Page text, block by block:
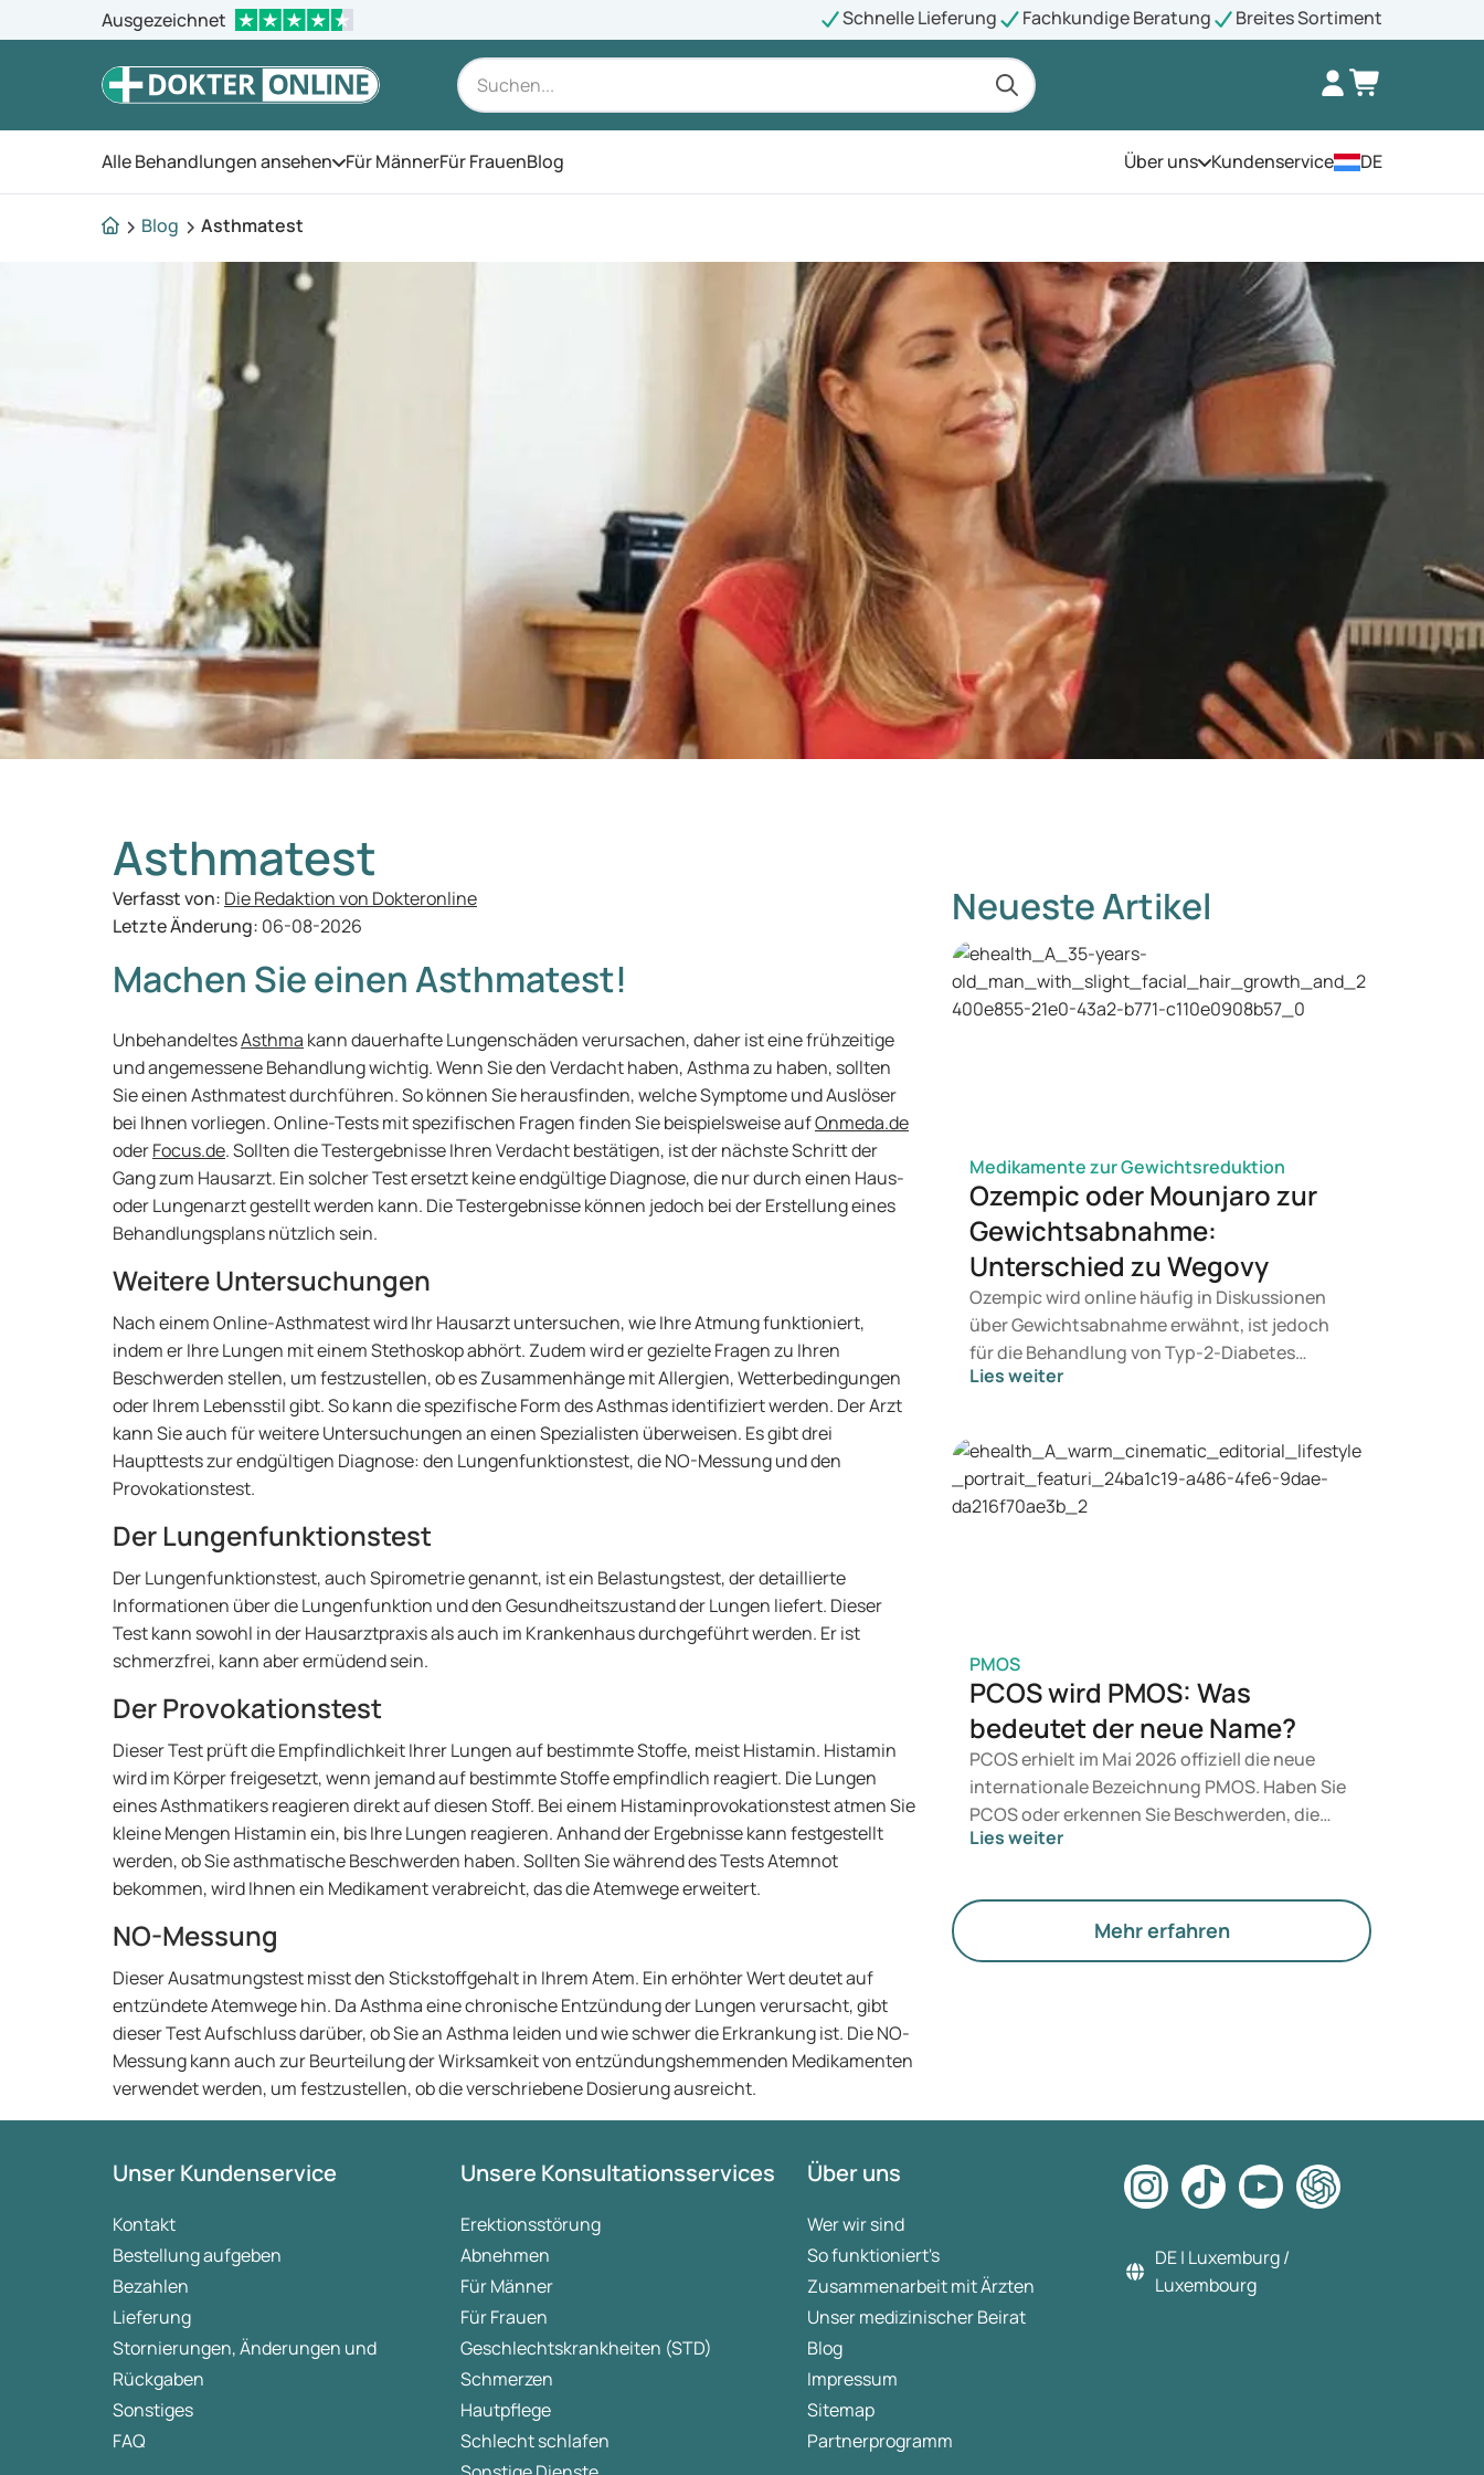
Ausgezeichnet Schnelle Lieferung Fachkundige Beratung Breites Sortiment
Alle Behandlungen ansehen Öffnen Sie das Menü
Für MännerFür FrauenBlog Über unsÖffnen Sie das Menü
Kundenservice DE
Blog Asthmatest
Asthmatest
Verfasst von: Die Redaktion von Dokteronline
Letzte Änderung: 06-08-2026
Machen Sie einen Asthmatest!
UnbehandeltesAsthma kann dauerhafte Lungenschäden verursachen, daher ist eine frühzeitige
und angemessene Behandlung wichtig. Wenn Sie den Verdacht haben, Asthma zu haben, sollten
Sie einen Asthmatest durchführen. So können Sie herausfinden, welche Symptome und Auslöser
bei Ihnen vorliegen. Online-Tests mit spezifischen Fragen finden Sie beispielsweise aufOnmeda.de
oderFocus.de. Sollten die Testergebnisse Ihren Verdacht bestätigen, ist der nächste Schritt der
Gang zum Hausarzt. Ein solcher Test ersetzt keine endgültige Diagnose, die nur durch einen Haus-
oder Lungenarzt gestellt werden kann. Die Testergebnisse können jedoch bei der Erstellung eines
Behandlungsplans nützlich sein.
Weitere Untersuchungen
Nach einem Online-Asthmatest wird Ihr Hausarzt untersuchen, wie Ihre Atmung funktioniert,
indem er Ihre Lungen mit einem Stethoskop abhört. Zudem wird er gezielte Fragen zu Ihren
Beschwerden stellen, um festzustellen, ob es Zusammenhänge mit Allergien, Wetterbedingungen
oder Ihrem Lebensstil gibt. So kann die spezifische Form des Asthmas identifiziert werden. Der Arzt
kann Sie auch für weitere Untersuchungen an einen Spezialisten überweisen. Es gibt drei
Haupttests zur endgültigen Diagnose: den Lungenfunktionstest, die NO-Messung und den
Provokationstest.
Der Lungenfunktionstest
Der Lungenfunktionstest, auch Spirometrie genannt, ist ein Belastungstest, der detaillierte
Informationen über die Lungenfunktion und den Gesundheitszustand der Lungen liefert. Dieser
Test kann sowohl in der Hausarztpraxis als auch im Krankenhaus durchgeführt werden. Er ist
schmerzfrei, kann aber ermüdend sein.
Der Provokationstest
Dieser Test prüft die Empfindlichkeit Ihrer Lungen auf bestimmte Stoffe, meist Histamin. Histamin
wird im Körper freigesetzt, wenn jemand auf bestimmte Stoffe empfindlich reagiert. Die Lungen
eines Asthmatikers reagieren direkt auf diesen Stoff. Bei einem Histaminprovokationstest atmen Sie
kleine Mengen Histamin ein, bis Ihre Lungen reagieren. Anhand der Ergebnisse kann festgestellt
werden, ob Sie asthmatische Beschwerden haben. Sollten Sie während des Tests Atemnot
bekommen, wird Ihnen ein Medikament verabreicht, das die Atemwege erweitert.
NO-Messung
Dieser Ausatmungstest misst den Stickstoffgehalt in Ihrem Atem. Ein erhöhter Wert deutet auf
entzündete Atemwege hin. Da Asthma eine chronische Entzündung der Lungen verursacht, gibt
dieser Test Aufschluss darüber, ob Sie an Asthma leiden und wie schwer die Erkrankung ist. Die NO-
Messung kann auch zur Beurteilung der Wirksamkeit von entzündungshemmenden Medikamenten
verwendet werden, um festzustellen, ob die verschriebene Dosierung ausreicht.
Neueste Artikel
Medikamente zur Gewichtsreduktion
Ozempic oder Mounjaro zur
Gewichtsabnahme:
Unterschied zu Wegovy
Ozempic wird online häufig in Diskussionen
über Gewichtsabnahme erwähnt, ist jedoch
für die Behandlung von Typ-2-Diabetes
vorgesehen. Wenn Sie eine Therapie zur
Betracht. Welche Behandlung für Sie geeignet
ist, entscheidet ein Arzt auf Grundlage Ihrer
Gesundheit, Ihres BMI und Ihres
Lies weiter
PMOS
PCOS wird PMOS: Was
bedeutet der neue Name?
PCOS erhielt im Mai 2026 offiziell die neue
internationale Bezeichnung PMOS. Haben Sie
PCOS oder erkennen Sie Beschwerden, die
darauf hindeuten könnten? Medizinisch
legt jedoch mehr Gewicht auf Hormone, den
Stoffwechsel und die Funktion der Eierstöcke.
Lies weiter
Mehr erfahren
Unser Kundenservice
Kontakt
Bestellung aufgeben
Bezahlen
Lieferung
Stornierungen, Änderungen und
Rückgaben
Sonstiges
FAQ
Unsere Konsultationsservices
Erektionsstörung
Abnehmen
Für Männer
Für Frauen
Geschlechtskrankheiten (STD)
Schmerzen
Hautpflege
Schlecht schlafen
Über uns
Wer wir sind
So funktioniert's
Zusammenarbeit mit Ärzten
Unser medizinischer Beirat
Blog
Impressum
Sitemap
Partnerprogramm
DE | Luxemburg /
Luxembourg